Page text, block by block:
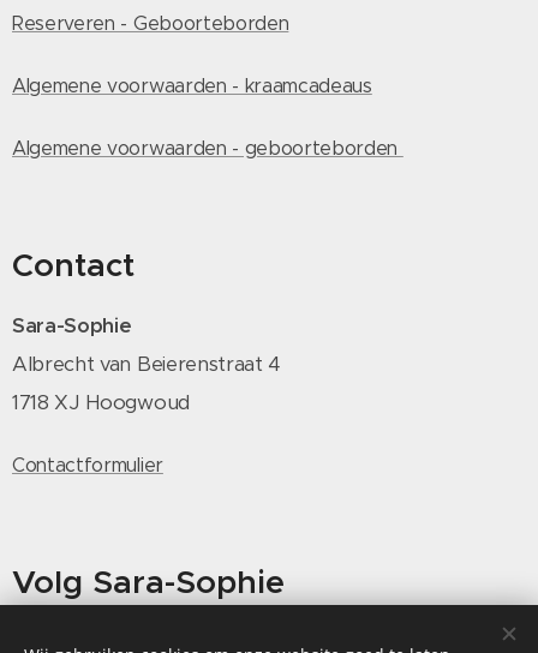
Reserveren - Geboorteborden
Algemene voorwaarden - kraamcadeaus
Algemene voorwaarden - geboorteborden
Contact
Sara-Sophie
Albrecht van Beierenstraat 4
1718 XJ Hoogwoud
Contactformulier
Volg Sara-Sophie